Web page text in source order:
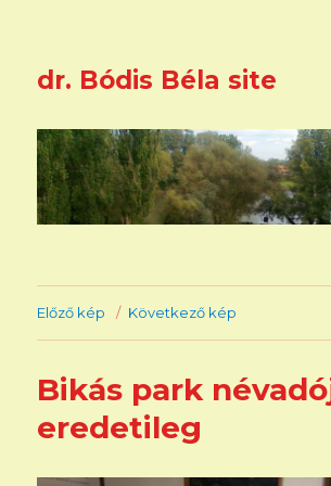
dr. Bódis Béla site
Előző kép Következő kép
Bikás park
eredetileg